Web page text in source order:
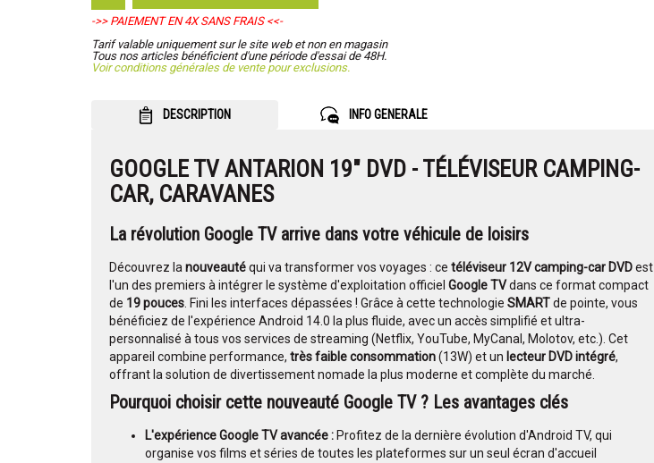
->> PAIEMENT EN 4X SANS FRAIS <<-
Tarif valable uniquement sur le site web et non en magasin
Tous nos articles bénéficient d'une période d'essai de 48H.
Voir conditions générales de vente pour exclusions.
DESCRIPTION INFO GENERALE
GOOGLE TV ANTARION 19" DVD - TÉLÉVISEUR CAMPING-
CAR, CARAVANES
La révolution Google TVarrive dans votre véhicule de loisirs
Découvrez lanouveautéqui va transformer vos voyages : ce téléviseur 12V camping-car DVDest
l'un des premiers à intégrer le système d'exploitation officiel Google TVdans ce format compact
de 19 pouces. Fini les interfaces dépassées ! Grâce à cette technologie SMARTde pointe, vous
bénéficiez de l'expérience Android 14.0 la plus fluide, avec un accès simplifié et ultra-
personnalisé à tous vos services de streaming (Netflix, YouTube, MyCanal, Molotov, etc.). Cet
appareil combine performance, très faible consommation(13W) et un lecteur DVD intégré,
offrant la solution de divertissement nomade la plus moderne et complète du marché.
Pourquoi choisir cette nouveauté Google TV? Les avantages clés
L'expérience Google TV avancée : Profitez de la dernière évolution d'Android TV, qui
organise vos films et séries de toutes les plateformes sur un seul écran d'accueil